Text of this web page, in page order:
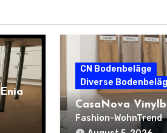
CN Bodenbeläge
Diverse
CasaNova
Fashion-WohnTrend